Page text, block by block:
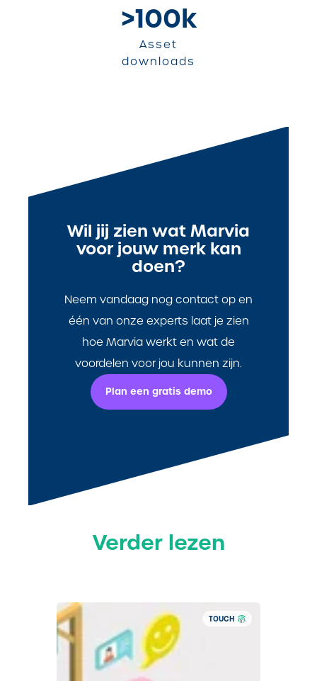
>100k
Asset
downloads
Wil jij zien wat Marvia
voor jouw merk kan
doen?
Neem vandaag nog contact op en
één van onze experts laat je zien
hoe Marvia werkt en wat de
voordelen voor jou kunnen zijn.
Plan een gratis demo
Verder lezen
TOUCH